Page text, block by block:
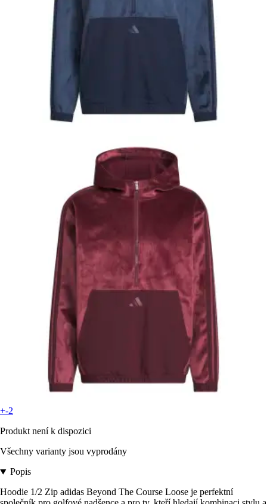
+-2
Produkt není k dispozici
Všechny varianty jsou vyprodány
Popis
Hoodie 1/2 Zip adidas Beyond The Course Loose je perfektní